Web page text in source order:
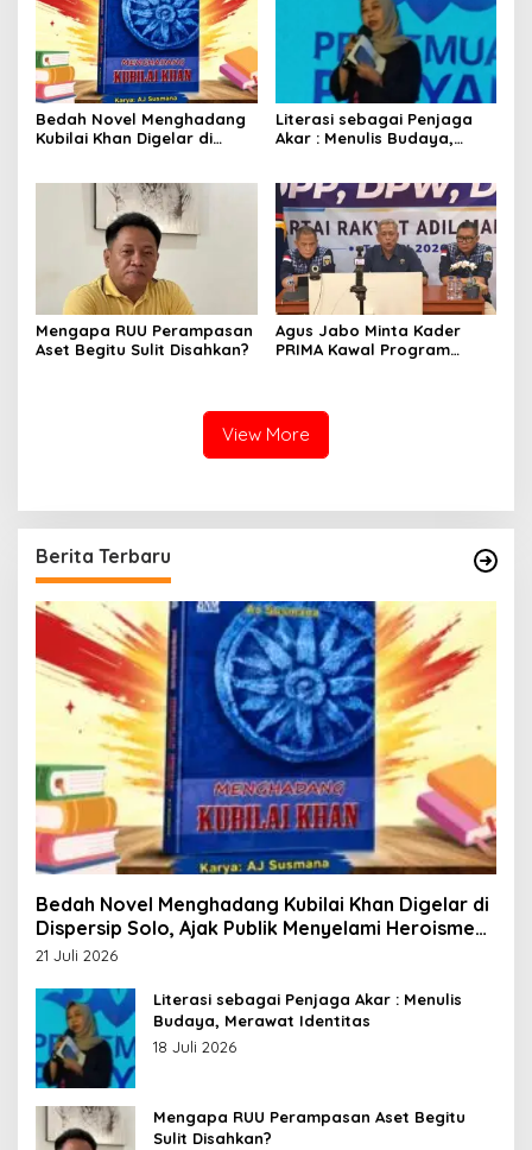
Bedah Novel Menghadang
Kubilai Khan Digelar di
Leluhur Nusantara
Literasi sebagai Penjaga
Akar : Menulis Budaya,
Mengapa RUU Perampasan
Aset Begitu Sulit Disahkan?
Agus Jabo Minta Kader
PRIMA Kawal Program
View More
Berita Terbaru
Bedah Novel Menghadang Kubilai Khan Digelar di
Dispersip Solo, Ajak Publik Menyelami Heroisme
Leluhur Nusantara
21 Juli 2026
Literasi sebagai Penjaga Akar : Menulis
Budaya, Merawat Identitas
18 Juli 2026
Mengapa RUU Perampasan Aset Begitu
Sulit Disahkan?